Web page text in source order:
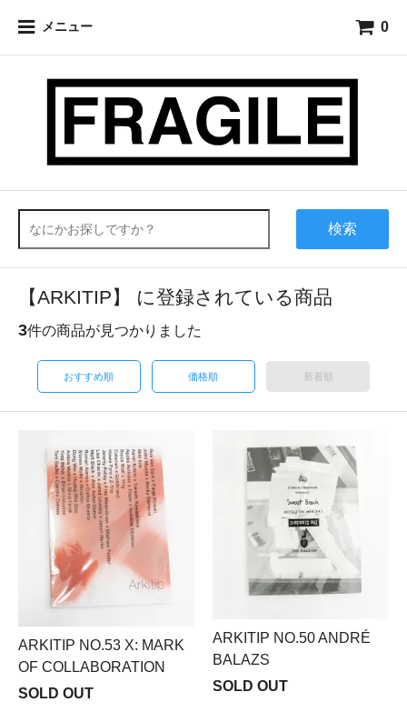
メニュー 0
検索
【ARKITIP】 に登録されている商品
3件の商品が見つかりました
おすすめ順 価格順 新着順
ARKITIP NO.53 X: MARK
OF COLLABORATION
SOLD OUT
ARKITIP NO.50 ANDRÉ
BALAZS
SOLD OUT